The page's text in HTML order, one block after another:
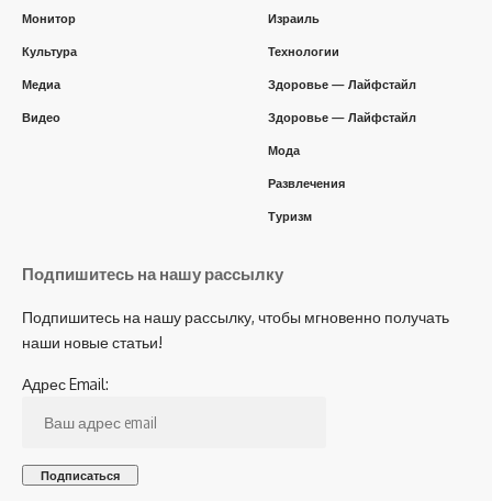
Монитор
Культура
Медиа
Видео
Израиль
Технологии
Здоровье — Лайфстайл
Здоровье — Лайфстайл
Мода
Развлечения
Туризм
Подпишитесь на нашу рассылку
Подпишитесь на нашу рассылку, чтобы мгновенно получать
наши новые статьи!
Адрес Email: